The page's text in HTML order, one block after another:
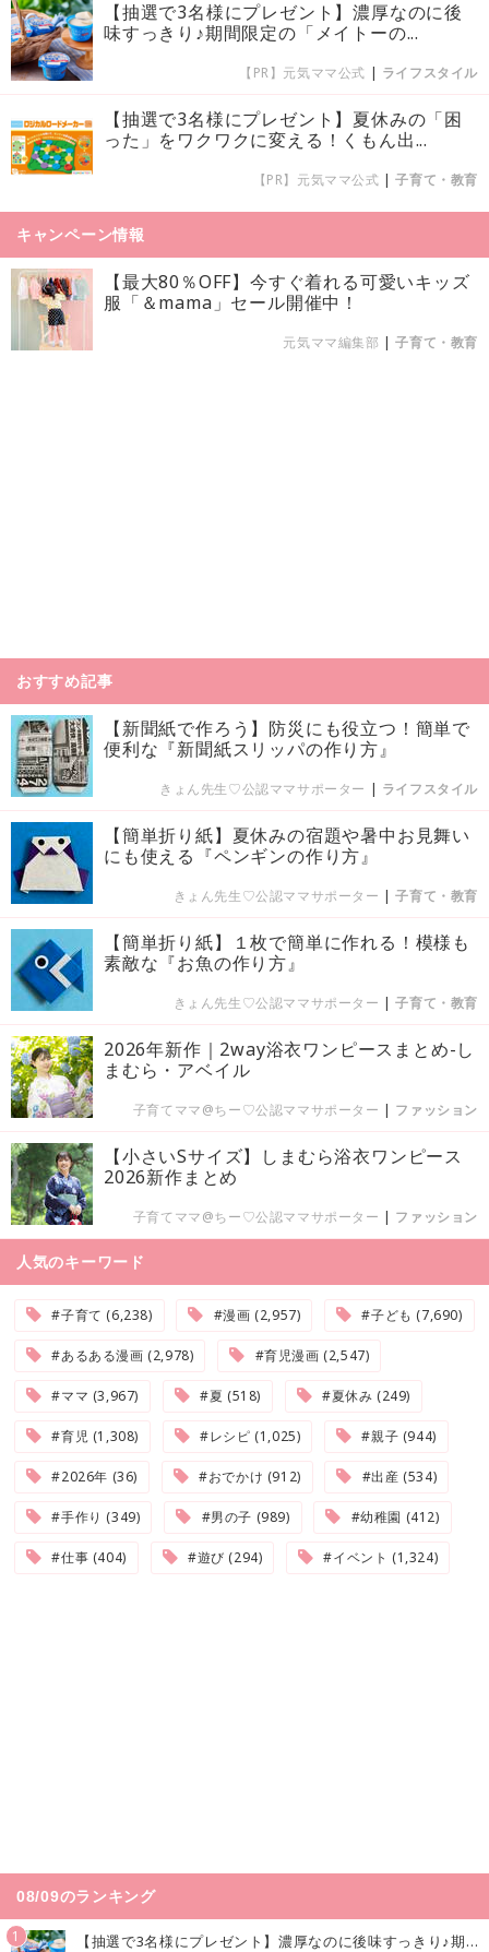
【抽選で3名様にプレゼント】濃厚なのに後
味すっきり♪期間限定の「メイトーの...
【PR】元気ママ公式 | ライフスタイル
【抽選で3名様にプレゼント】夏休みの「困
った」をワクワクに変える！くもん出...
【PR】元気ママ公式 |子育て・教育
キャンペーン情報
【最大80％OFF】今すぐ着れる可愛いキッズ
服「＆mama」セール開催中！
元気ママ編集部 |子育て・教育
おすすめ記事
【新聞紙で作ろう】防災にも役立つ！簡単で
便利な『新聞紙スリッパの作り方』
きょん先生♡公認ママサポーター | ライフスタイル
【簡単折り紙】夏休みの宿題や暑中お見舞い
にも使える『ペンギンの作り方』
きょん先生♡公認ママサポーター |子育て・教育
【簡単折り紙】１枚で簡単に作れる！模様も
素敵な『お魚の作り方』
きょん先生♡公認ママサポーター |子育て・教育
2026年新作｜2way浴衣ワンピースまとめ-し
まむら・アベイル
子育てママ@ちー♡公認ママサポーター | ファッション
【小さいSサイズ】しまむら浴衣ワンピース
2026新作まとめ
子育てママ@ちー♡公認ママサポーター | ファッション
人気のキーワード
#子育て (6,238) #漫画 (2,957) #子ども (7,690)
#あるある漫画 (2,978) #育児漫画 (2,547)
#ママ (3,967) #夏 (518) #夏休み (249)
#育児 (1,308) #レシピ (1,025) #親子 (944)
#2026年 (36) #おでかけ (912) #出産 (534)
#手作り (349) #男の子 (989) #幼稚園 (412)
#仕事 (404) #遊び (294) #イベント (1,324)
08/09のランキング
1 【抽選で3名様にプレゼント】濃厚なのに後味すっきり♪期間限定の「メイトーのなめらかプリン カルピス®入りソース」で夏を味わおう！